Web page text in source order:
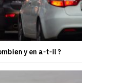
y en a-t-il ?